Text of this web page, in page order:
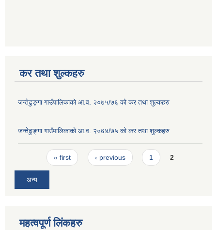
कर तथा शुल्कहरु
जन्तेढुङ्गा गाउँपालिकाको आ.व. २०७५/७६ को कर तथा शुल्कहरु
जन्तेढुङ्गा गाउँपालिकाको आ.व. २०७४/७५ को कर तथा शुल्कहरु
Pages« first ‹ previous 1 2
अन्य
महत्वपूर्ण लिंकहरु